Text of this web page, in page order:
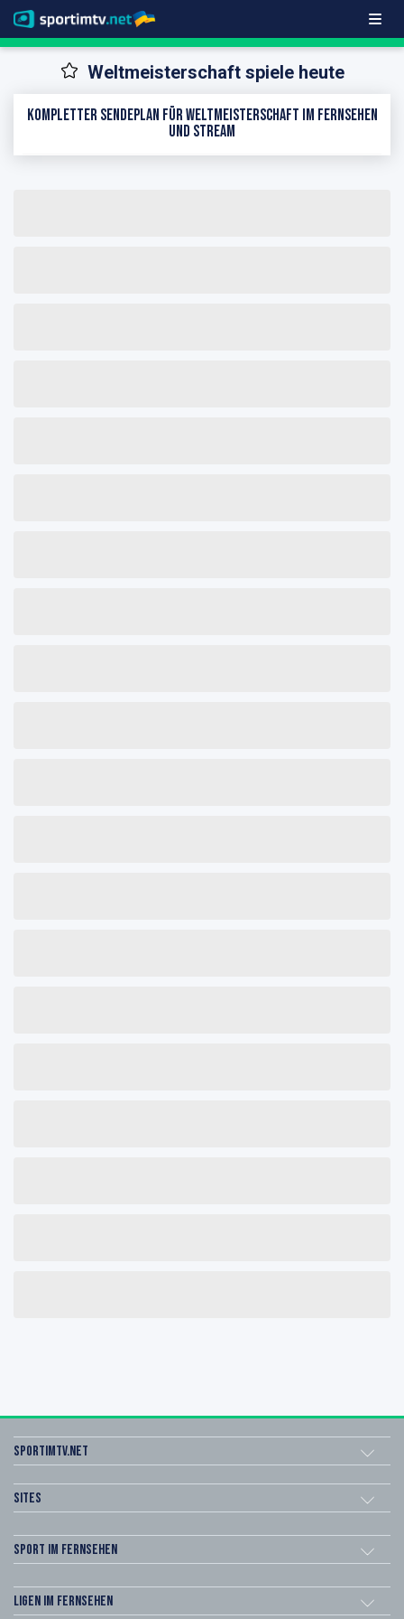
Weltmeisterschaft spiele heute
Kompletter Sendeplan für Weltmeisterschaft im Fernsehen
und Stream
sportimtv.net
Sites
Sport im Fernsehen
Ligen im Fernsehen